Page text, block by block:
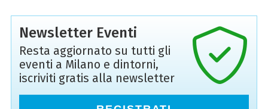
Newsletter Eventi
Resta aggiornato su tutti gli
eventi a Milano e dintorni,
iscriviti gratis alla newsletter